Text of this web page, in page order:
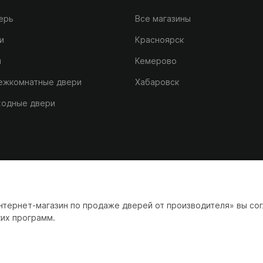
двери
двери
Все магазины
Красноярск
Кемерово
Хабаровск
производителя ФЛАЙДОРС
магазин по продаже дверей от производителя» вы
программ.